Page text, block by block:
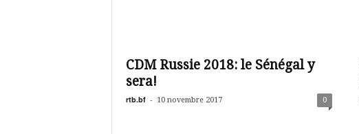
CDM Russie 2018: le Sénégal y
sera!
rtb.bf - 10 novembre 2017 0